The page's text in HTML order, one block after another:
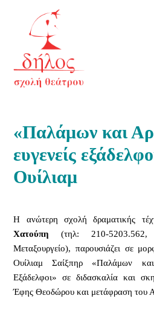
«Παλάμων και
ευγενείς
Ουίλιαμ
Η ανώτερη σχολή δραματικής
Χατούπη (τηλ: 210-5203.562,
Μεταξουργείο), παρουσιάζει σε
Ουίλιαμ Σαίξπηρ «Παλάμων
Εξάδελφοι» σε διδασκαλία και
Έφης Θεοδώρου και μετάφραση του